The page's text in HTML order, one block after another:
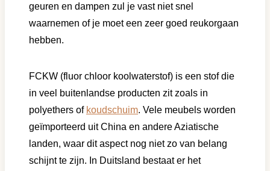
geuren en dampen zul je vast niet snel
waarnemen of je moet een zeer goed reukorgaan
hebben.
FCKW (fluor chloor koolwaterstof) is een stof die
in veel buitenlandse producten zit zoals in
polyethers of koudschuim. Vele meubels worden
geïmporteerd uit China en andere Aziatische
landen, waar dit aspect nog niet zo van belang
schijnt te zijn. In Duitsland bestaat er het